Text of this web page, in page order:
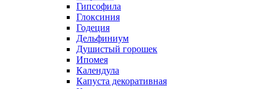
Гипсофила
Глоксиния
Годеция
Дельфиниум
Душистый горошек
Ипомея
Календула
Капуста декоративная